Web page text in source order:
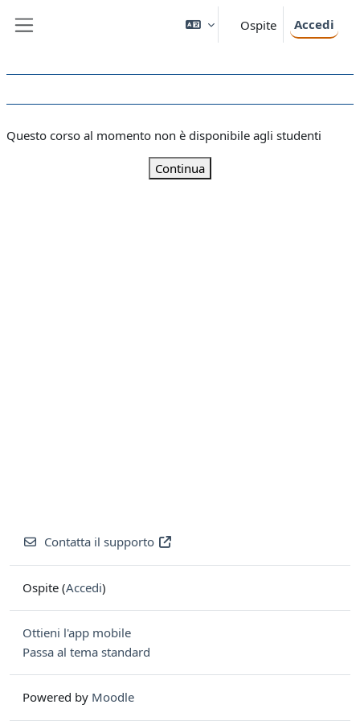
Ospite Accedi
Questo corso al momento non è disponibile agli studenti
Continua
Contatta il supporto
Ospite (Accedi)
Ottieni l'app mobile
Passa al tema standard
Powered by Moodle